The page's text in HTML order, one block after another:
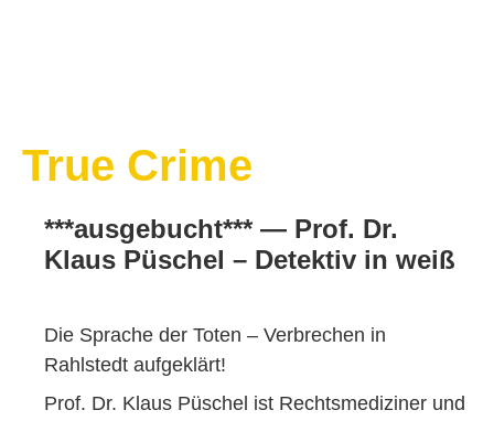
True Crime
***ausgebucht*** — Prof. Dr.
Klaus Püschel – Detektiv in weiß
Die Sprache der Toten – Verbrechen in
Rahlstedt aufgeklärt!
Prof. Dr. Klaus Püschel ist Rechtsmediziner und